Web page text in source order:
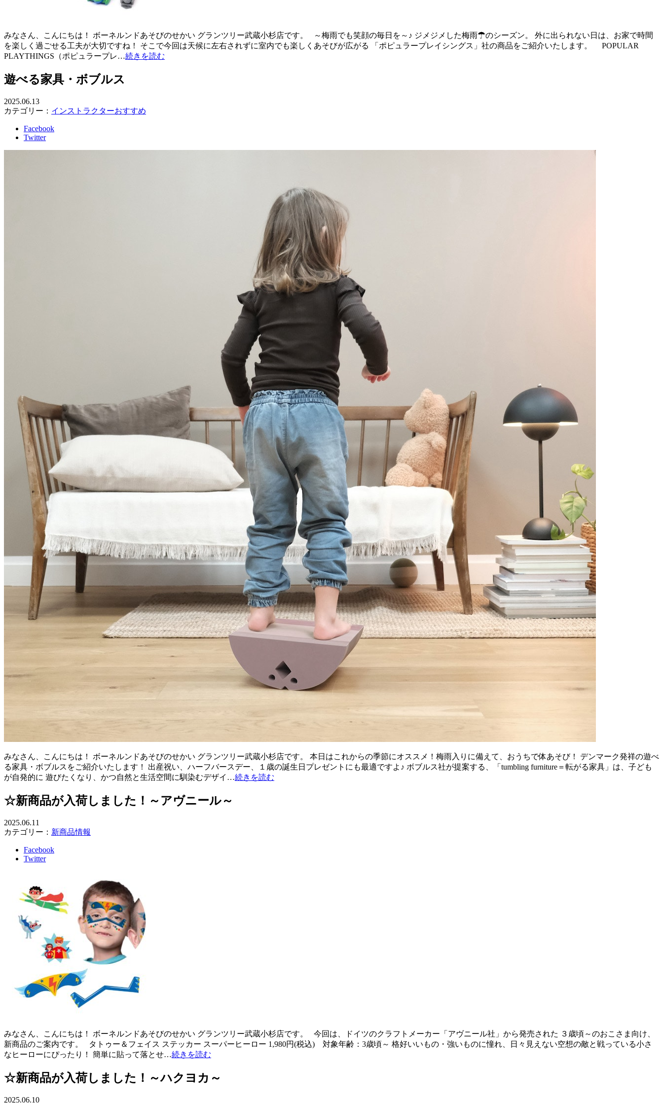
みなさん、こんにちは！ ボーネルンドあそびのせかい グランツリー武蔵小杉店です。 ～梅雨でも笑顔の毎日を～♪ ジメジメした梅雨☂のシーズン。 外に出られない日は、お家で時間
を楽しく過ごせる工夫が大切ですね！ そこで今回は天候に左右されずに室内でも楽しくあそびが広がる 「ポピュラープレイシングス」社の商品をご紹介いたします。 POPULAR
PLAYTHINGS（ポピュラープレ…続きを読む
遊べる家具・ボブルス
2025.06.13
カテゴリー： インストラクターおすすめ
Facebook
Twitter
みなさん、こんにちは！ ボーネルンドあそびのせかい グランツリー武蔵小杉店です。 本日はこれからの季節にオススメ！梅雨入りに備えて、おうちで体あそび！ デンマーク発祥の遊べ
る家具・ボブルスをご紹介いたします！ 出産祝い、ハーフバースデー、１歳の誕生日プレゼントにも最適ですよ♪ ボブルス社が提案する、「tumbling furniture＝転がる家具」は、子ども
が自発的に 遊びたくなり、かつ自然と生活空間に馴染むデザイ…続きを読む
☆新商品が入荷しました！～アヴニール～
2025.06.11
カテゴリー： 新商品情報
Facebook
Twitter
みなさん、こんにちは！ ボーネルンドあそびのせかい グランツリー武蔵小杉店です。 今回は、ドイツのクラフトメーカー「アヴニール社」から発売された ３歳頃～のおこさま向け、
新商品のご案内です。 タトゥー＆フェイス ステッカー スーパーヒーロー 1,980円(税込) 対象年齢：3歳頃～ 格好いいもの・強いものに憧れ、日々見えない空想の敵と戦っている小さ
なヒーローにぴったり！ 簡単に貼って落とせ…続きを読む
☆新商品が入荷しました！～ハクヨカ～
2025.06.10